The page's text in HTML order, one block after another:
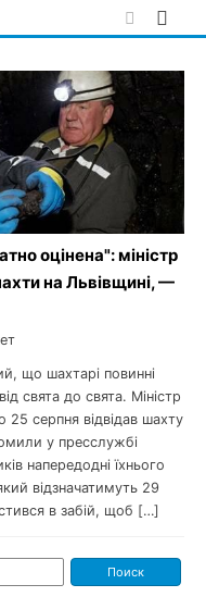
оцінена": міністр
на Львівщині, —
що шахтарі повинні
свята до свята. Міністр
25 серпня відвідав шахту
у пресслужбі
напередодні їхнього
відзначатимуть 29
в забій, щоб […]